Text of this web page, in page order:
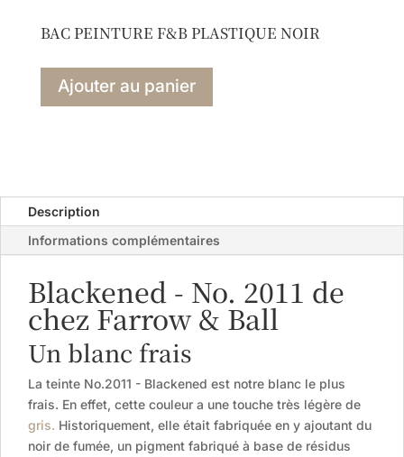
BAC PEINTURE F&B PLASTIQUE NOIR
Ajouter au panier
Description
Informations complémentaires
Blackened - No. 2011 de
chez Farrow & Ball
Un blanc frais
La teinte No.2011 - Blackened est notre blanc le plus
frais. En effet, cette couleur a une touche très légère de
gris. Historiquement, elle était fabriquée en y ajoutant du
noir de fumée, un pigment fabriqué à base de résidus